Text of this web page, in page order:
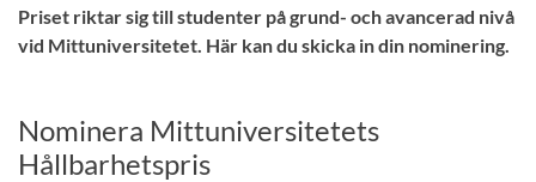
Priset riktar sig till studenter på grund- och avancerad nivå
vid Mittuniversitetet. Här kan du skicka in din nominering.
Nominera Mittuniversitetets
Hållbarhetspris